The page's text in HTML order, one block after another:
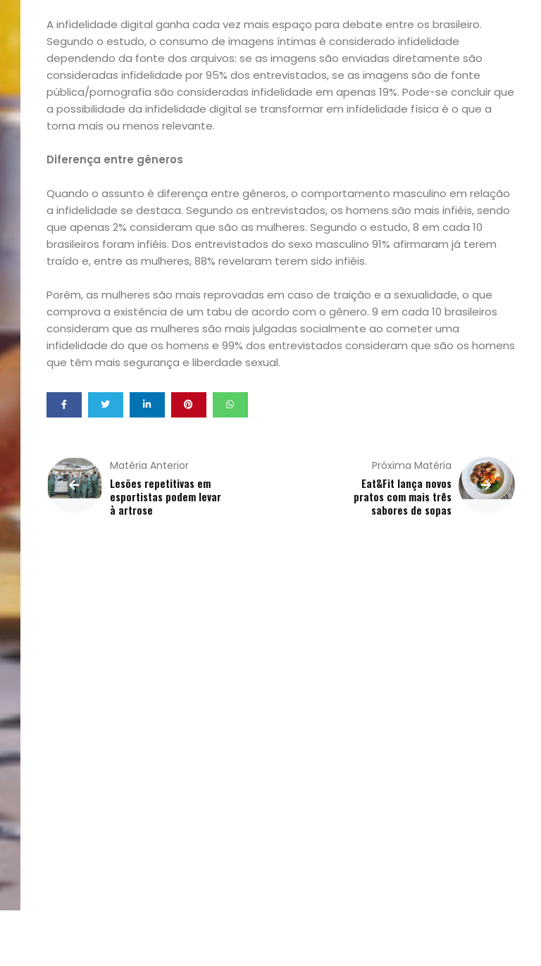
e
Decoração
Exclusiva
Homem
Mães
&
Filhos
Notícias
Opinião
Pets
Receitas
Saúde
Qualidade
A infidelidade digital ganha cada vez mais espaço para debate entre os brasileiro.
Segundo o estudo, o consumo de imagens íntimas é considerado infidelidade
dependendo da fonte dos arquivos: se as imagens são enviadas diretamente são
consideradas infidelidade por 95% dos entrevistados, se as imagens são de fonte
pública/pornografia são consideradas infidelidade em apenas 19%. Pode-se concluir que
a possibilidade da infidelidade digital se transformar em infidelidade física é o que a
torna mais ou menos relevante.
Diferença entre gêneros
Quando o assunto é diferença entre gêneros, o comportamento masculino em relação
a infidelidade se destaca. Segundo os entrevistados, os homens são mais infiéis, sendo
que apenas 2% consideram que são as mulheres. Segundo o estudo, 8 em cada 10
brasileiros foram infiéis. Dos entrevistados do sexo masculino 91% afirmaram já terem
traído e, entre as mulheres, 88% revelaram terem sido infiéis.
Porém, as mulheres são mais reprovadas em caso de traição e a sexualidade, o que
comprova a existência de um tabu de acordo com o gênero. 9 em cada 10 brasileiros
consideram que as mulheres são mais julgadas socialmente ao cometer uma
infidelidade do que os homens e 99% dos entrevistados consideram que são os homens
que têm mais segurança e liberdade sexual.
Matéria Anterior
Lesões repetitivas em
esportistas podem levar
à artrose
Próxima Matéria
Eat&Fit lança novos
pratos com mais três
sabores de sopas